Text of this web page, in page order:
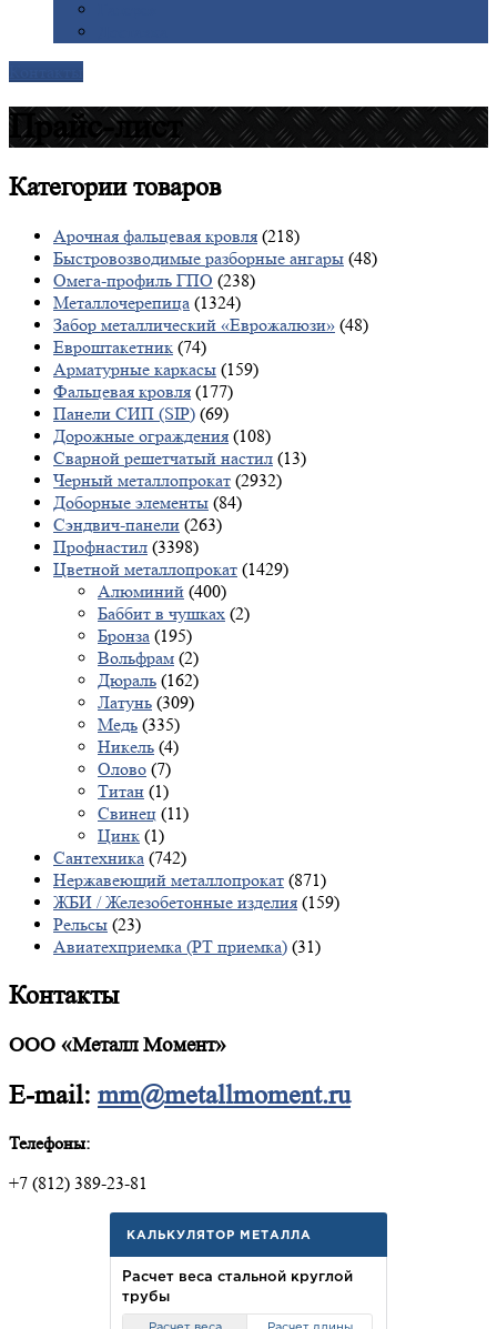
Прайс-лист
Категориитоваров
Арочная фальцевая кровля (218)
Быстровозводимые разборные ангары (48)
Омега-профиль ГПО (238)
Металлочерепица (1324)
Забор металлический «Еврожалюзи» (48)
Евроштакетник (74)
Арматурные каркасы (159)
Фальцевая кровля (177)
Панели СИП (SIP) (69)
Дорожные ограждения (108)
Сварной решетчатый настил (13)
Черный металлопрокат (2932)
Доборные элементы (84)
Сэндвич-панели (263)
Профнастил (3398)
Цветной металлопрокат (1429)
Алюминий (400)
Баббит в чушках (2)
Бронза (195)
Вольфрам (2)
Дюраль (162)
Латунь (309)
Медь (335)
Никель (4)
Олово (7)
Титан (1)
Свинец (11)
Цинк (1)
Сантехника (742)
Нержавеющий металлопрокат (871)
ЖБИ / Железобетонные изделия (159)
Рельсы (23)
Авиатехприемка (РТ приемка) (31)
Контакты
ООО «Металл Момент»
E-mail: mm@metallmoment.ru
Телефоны:
+7 (812) 389-23-81